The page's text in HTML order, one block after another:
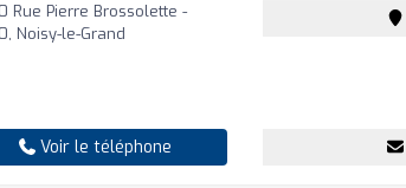
Rue Pierre Brossolette -
Noisy-le-Grand
Voir le téléphone